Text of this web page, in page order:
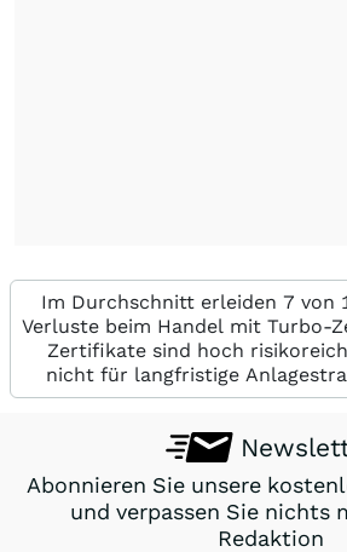
Im Durchschnitt erleiden 7 von
Verluste beim Handel mit Turbo-
Zertifikate sind hoch
nicht für langfristige
Abonnieren Sie unsere
und verpassen Sie nichts
Redaktion